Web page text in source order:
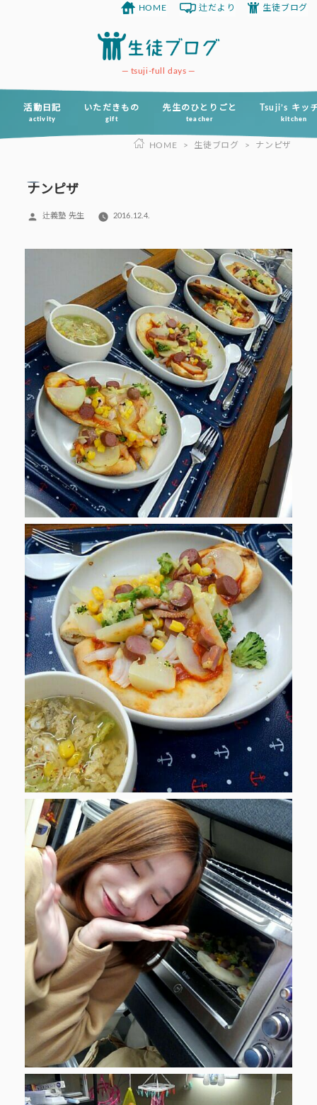
ツ
tsuji-full days
活動日記
activity
いただきもの
gift
先生のひとりごと
teacher
Tsuji’s キッ
kitchen
HOME 辻だより 生徒ブログ
HOME > 生徒ブログ > ナンピザ
ナンピザ
投
辻義塾 先生 2016.12.4.